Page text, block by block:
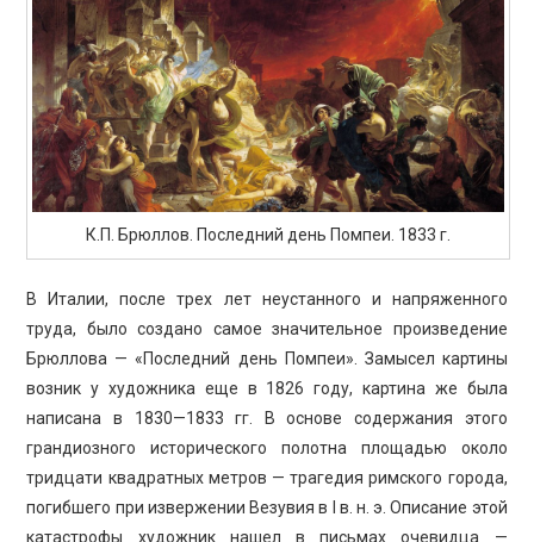
К.П. Брюллов. Последний день Помпеи. 1833 г.
В Италии, после трех лет неустанного и напряженного
труда, было создано самое значительное произведение
Брюллова — «Последний день Помпеи». Замысел картины
возник у художника еще в 1826 году, картина же была
написана в 1830—1833 гг. В основе содержания этого
грандиозного исторического полотна площадью около
тридцати квадратных метров — трагедия римского города,
погибшего при извержении Везувия в I в. н. э. Описание этой
катастрофы художник нашел в письмах очевидца —